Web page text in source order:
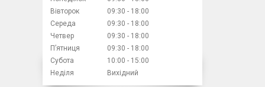
Вівторок
09:30
18:00
Середа
09:30
18:00
Четвер
09:30
18:00
Пʼятниця
09:30
18:00
Субота
10:00
15:00
Неділя
Вихідний